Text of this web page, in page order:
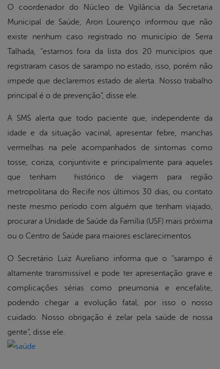
O coordenador do Núcleo de Vgilância da Secretaria
Municipal de Saúde, Aron Lourenço informou que não
existe nenhum caso registrado no município de Serra
Talhada, “estamos fora da lista dos 20 municípios que
registraram casos de sarampo no estado, isso, porém não
impede que declaremos estado de alerta. Nosso trabalho
principal é o de prevenção”, disse ele.
A SMS alerta que todo paciente que, independente da
idade e da situação vacinal, apresentar febre, manchas
vermelhas na pele acompanhados de sintomas como
tosse, coriza, conjuntivite e principalmente para aqueles
que tenham histórico de viagem para região
metropolitana do Recife nos últimos 30 dias, ou contato
neste mesmo período com alguém que tenham viajado,
procurar a Unidade de Saúde da Família (USF) mais próxima
ou o Centro de Saúde para maiores esclarecimentos.
O Secretário Luiz Aureliano informa que o “sarampo é
altamente transmissível e pode ter apresentação grave e
complicações sérias como pneumonia e encefalite,
podendo chegar a evolução fatal, por isso o nosso
cuidado. Nosso obrigação é zelar pela saúde de nossa
gente”, disse ele.